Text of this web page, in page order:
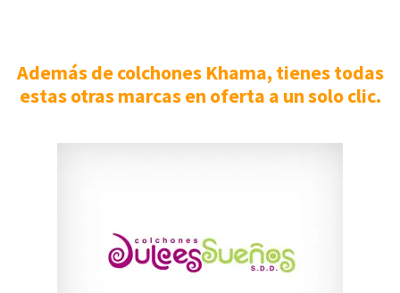
Además de colchones Khama, tienes todas
estas otras marcas en oferta a un solo clic.